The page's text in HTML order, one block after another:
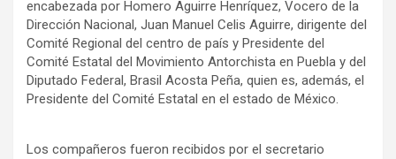
encabezada por Homero Aguirre Henríquez, Vocero de la
Dirección Nacional, Juan Manuel Celis Aguirre, dirigente del
Comité Regional del centro de país y Presidente del
Comité Estatal del Movimiento Antorchista en Puebla y del
Diputado Federal, Brasil Acosta Peña, quien es, además, el
Presidente del Comité Estatal en el estado de México.
Los compañeros fueron recibidos por el secretario